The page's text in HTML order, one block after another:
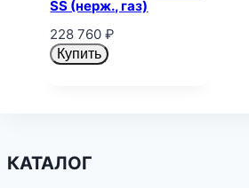
SS (нерж., газ)
228 760₽
Купить
КАТАЛОГ